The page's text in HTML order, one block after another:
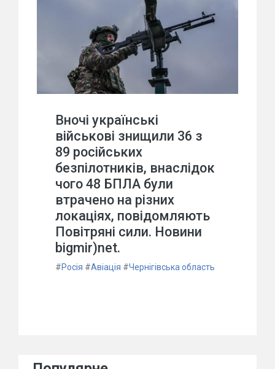
Вночі українські
військові знищили 36 з
89 російських
безпілотників, внаслідок
чого 48 БПЛА були
втрачено на різних
локаціях, повідомляють
Повітряні сили. Новини
bigmir)net.
#Росія #Авіація #Чернігівська область